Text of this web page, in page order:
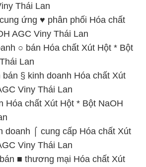
Thái Lan
ứng ♥ phân phối Hóa chất
AGC Viny Thái Lan
○ bán Hóa chất Xút Hột * Bột
Lan
§ kinh doanh Hóa chất Xút
Viny Thái Lan
Hóa chất Xút Hột * Bột NaOH
doanh ⌠ cung cấp Hóa chất Xút
Viny Thái Lan
■ thương mại Hóa chất Xút